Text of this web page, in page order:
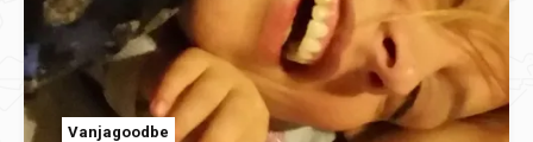
Vanjagoodbe